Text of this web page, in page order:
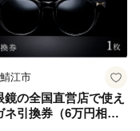
江市
鏡の全国直営店で使え
ネ引換券（6万円相